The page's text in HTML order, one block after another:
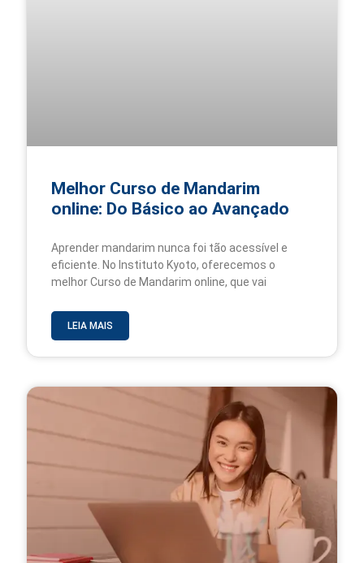
Melhor Curso de Mandarim
online: Do Básico ao Avançado
Aprender mandarim nunca foi tão acessível e
eficiente. No Instituto Kyoto, oferecemos o
melhor Curso de Mandarim online, que vai
LEIA MAIS